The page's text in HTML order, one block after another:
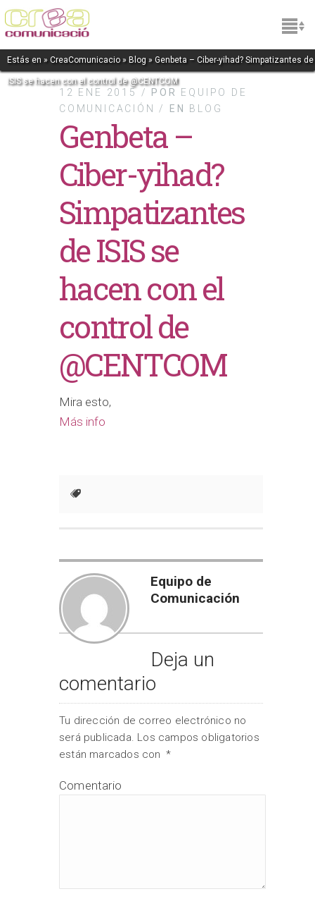
Estás en » CreaComunicacio » Blog » Genbeta – Ciber-yihad? Simpatizantes de
ISIS se hacen con el control de @CENTCOM
12 ENE 2015 / POR
EQUIPO DE
COMUNICACIÓN /
EN BLOG
Genbeta –
Ciber-yihad?
Simpatizantes
de ISIS se
hacen con el
control de
@CENTCOM
Mira esto,
Más info
Equipo de
Comunicación
Deja un
comentario
Tu dirección de correo electrónico no
será publicada. Los campos obligatorios
están marcados con *
Comentario